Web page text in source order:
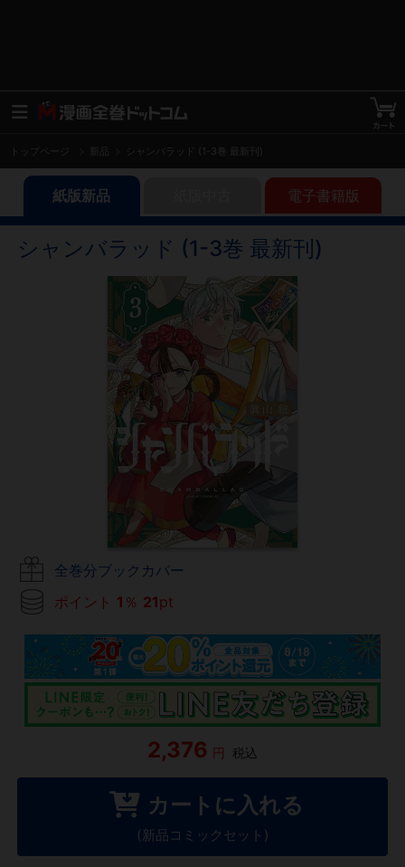
トップページ シャンバラッド (1-3巻 最新刊)
紙版新品 電子書籍版
シャンバラッド (1-3巻 最新刊)
全巻分ブックカバー
ポイント 1 ％ 21pt
2,376 円 税込
カートに入れる
(新品コミックセット)